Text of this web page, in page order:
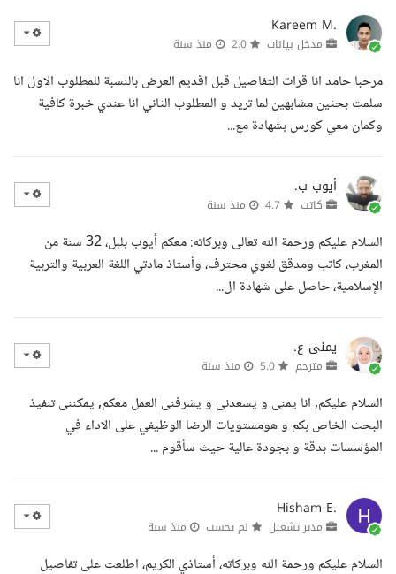
Kareem M.
مدخل بيانات منذ سنة
مرحبا حامد انا قرات التفاصيل قبل اقديم العرض بالنسبة للمطلوب الاول انا
سلمت بحثين مشابهين لما تريد و المطلوب الثاني انا عندي خبرة كافية
وكمان معي كورس بشهادة مع...
أيوب ب.
كاتب منذ سنة
السلام عليكم ورحمة الله تعالى وبركاته: معكم أيوب بلبل، 32 سنة من
المغرب، كاتب ومدقق لغوي محترف، وأستاذ مادتي اللغة العربية والتربية
الإسلامية، حاصل على شهادة ال...
يمنى ع.
مترجم منذ سنة
السلام عليكم, انا يمنى و يسعدنى و يشرفنى العمل معكم, يمكننى تنفيذ
البحث الخاص بكم و هومستويات الرضا الوظيفي على الاداء في
المؤسسات بدقة و بجودة عالية حيث سأقوم ...
Hisham E.
مدير تشغيل لم يحسب منذ سنة
السلام عليكم ورحمة الله وبركاته، أستاذي الكريم، اطلعت على تفاصيل